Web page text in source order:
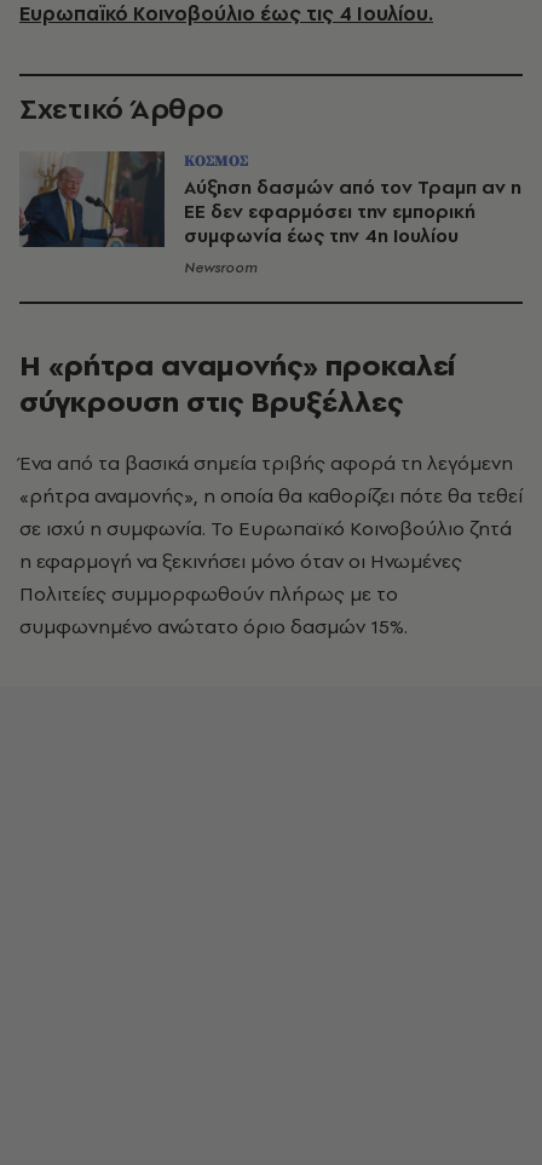
Ευρωπαϊκό Κοινοβούλιο έως τις 4 Ιουλίου.
Σχετικό Άρθρο
ΚΟΣΜΟΣ
Αύξηση δασμών από τον Τραμπ αν η
ΕΕ δεν εφαρμόσει την εμπορική
συμφωνία έως την 4η Ιουλίου
Newsroom
Η «ρήτρα αναμονής» προκαλεί
σύγκρουση στις Βρυξέλλες
Ένα από τα βασικά σημεία τριβής αφορά τη λεγόμενη
«ρήτρα αναμονής», η οποία θα καθορίζει πότε θα τεθεί
σε ισχύ η συμφωνία. Το Ευρωπαϊκό Κοινοβούλιο ζητά
η εφαρμογή να ξεκινήσει μόνο όταν οι Ηνωμένες
Πολιτείες συμμορφωθούν πλήρως με το
συμφωνημένο ανώτατο όριο δασμών 15%.